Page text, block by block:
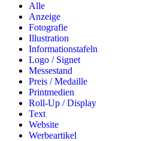
Alle
Anzeige
Fotografie
Illustration
Informationstafeln
Logo / Signet
Messestand
Preis / Medaille
Printmedien
Roll-Up / Display
Text
Website
Werbeartikel